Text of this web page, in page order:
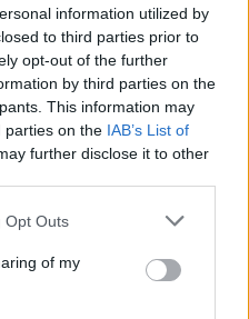
information utilized by
to third parties prior to
opt-out of the further
by third parties on the
This information may
parties on the IAB’s List of
further disclose it to other
uses one or more Google
behaviour. You may click to
and its third-party tags to
purposes in below Google
Opt Outs
of my
a The Black